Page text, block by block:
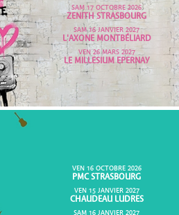
SAM 17 OCTOBRE 2026
ZENITH STRASBOURG
SAM 16 JANVIER 2027
L'AXONE MONTBÉLIARD
VEN 26 MARS 2027
LE MILLESIUM EPERNAY
VEN 16 OCTOBRE 2026
PMC STRASBOURG
VEN 15 JANVIER 2027
CHAUDEAU LUDRES
SAM 16 JANVIER 2027